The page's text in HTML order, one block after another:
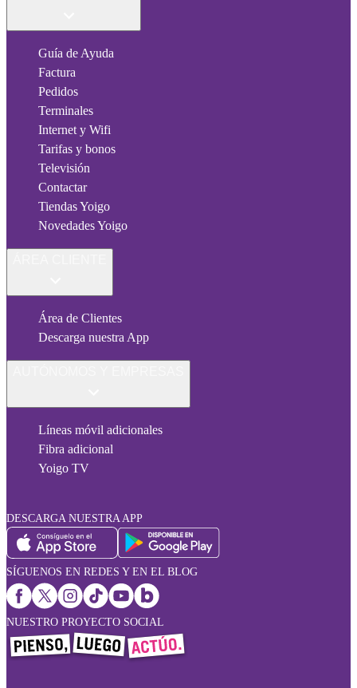
Guía de Ayuda
Factura
Pedidos
Terminales
Internet y Wifi
Tarifas y bonos
Televisión
Contactar
Tiendas Yoigo
Novedades Yoigo
Área de Clientes
Descarga nuestra App
Líneas móvil adicionales
Fibra adicional
Yoigo TV
DESCARGA NUESTRA APP
SÍGUENOS EN REDES Y EN EL BLOG
NUESTRO PROYECTO SOCIAL